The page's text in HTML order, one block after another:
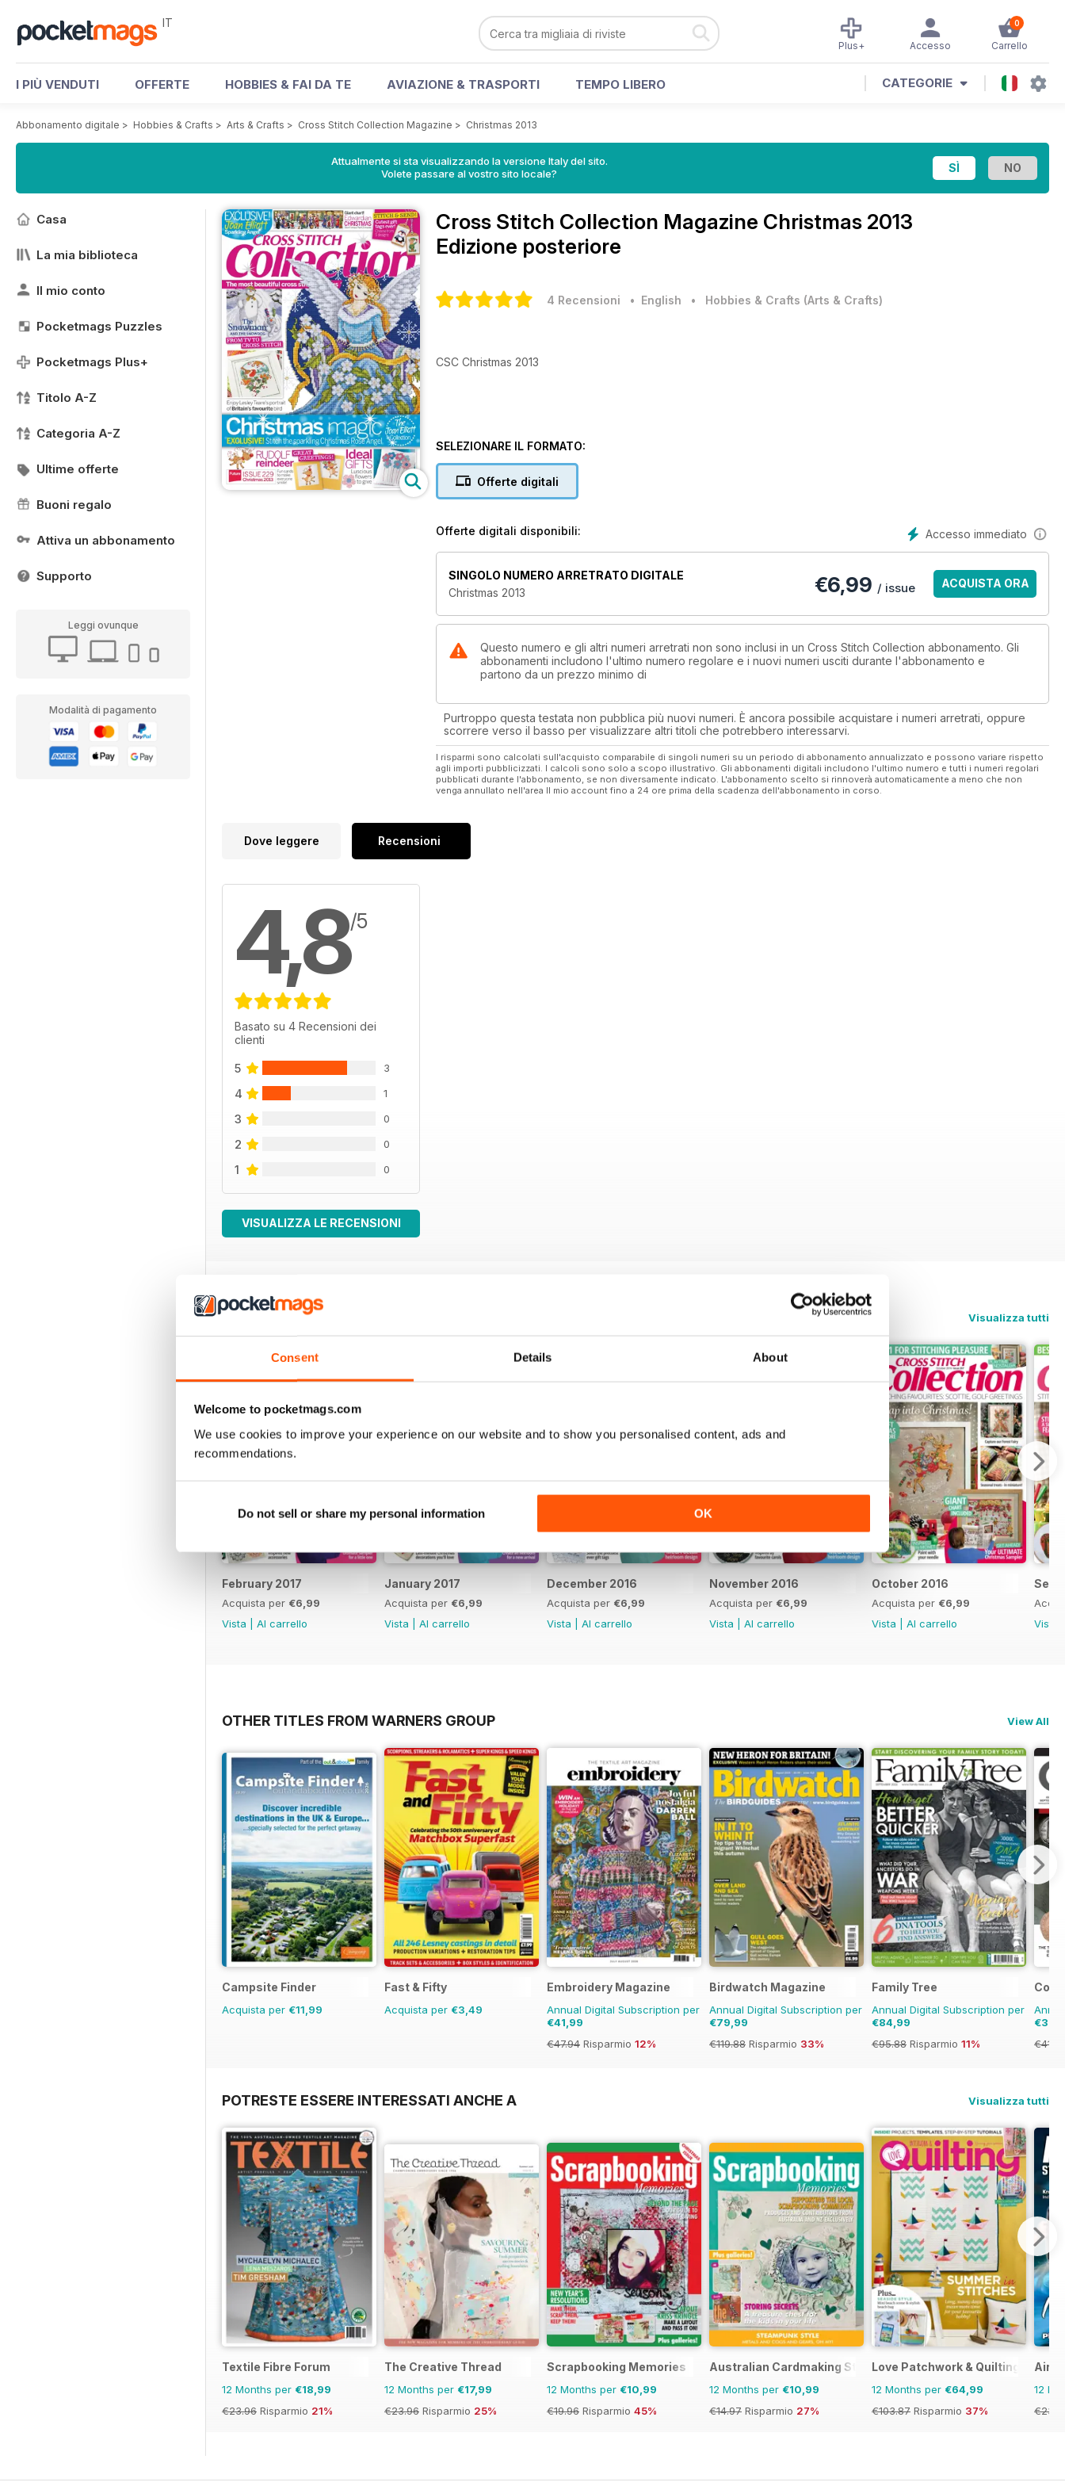
Consent Details About
Welcome to pocketmags.com
We use cookies to improve your experience on our website and to show you personalised content, ads and
recommendations.
Do not sell or share my personal information OK
IT 0
Carrello
Accesso
Plus+
I PIÙ VENDUTI OFFERTE HOBBIES & FAI DA TE AVIAZIONE & TRASPORTI TEMPO LIBERO CATEGORIE
Abbonamento digitale > Hobbies & Crafts > Arts & Crafts > Cross Stitch Collection Magazine > Christmas 2013
Attualmente si sta visualizzando la versione Italy del sito.
Volete passare al vostro sito locale?
Casa
La mia biblioteca
Il mio conto
Pocketmags Puzzles
Pocketmags Plus+
Titolo A-Z
Categoria A-Z
Ultime offerte
Buoni regalo
Attiva un abbonamento
Supporto
Leggi ovunque
Modalità di pagamento
Cross Stitch Collection Magazine Christmas 2013
Edizione posteriore
4 Recensioni • English • Hobbies & Crafts (Arts & Crafts)
CSC Christmas 2013
SELEZIONARE IL FORMATO:
Offerte digitali
Accesso immediato
Offerte digitali disponibili:
SINGOLO NUMERO ARRETRATO DIGITALE
Christmas 2013
€6,99 / issue ACQUISTA ORA
Questo numero e gli altri numeri arretrati non sono inclusi in un Cross Stitch Collection abbonamento. Gli
abbonamenti includono l'ultimo numero regolare e i nuovi numeri usciti durante l'abbonamento e
partono da un prezzo minimo di
Purtroppo questa testata non pubblica più nuovi numeri. È ancora possibile acquistare i numeri arretrati, oppure
scorrere verso il basso per visualizzare altri titoli che potrebbero interessarvi.
I risparmi sono calcolati sull'acquisto comparabile di singoli numeri su un periodo di abbonamento annualizzato e possono variare rispetto
agli importi pubblicizzati. I calcoli sono solo a scopo illustrativo. Gli abbonamenti digitali includono l'ultimo numero e tutti i numeri regolari
pubblicati durante l'abbonamento, se non diversamente indicato. L'abbonamento scelto si rinnoverà automaticamente a meno che non
venga annullato nell'area Il mio account fino a 24 ore prima della scadenza dell'abbonamento in corso.
Dove leggere Recensioni
4,8/5
Basato su 4 Recensioni dei
clienti
5 3
4 1
3 0
2 0
1 0
VISUALIZZA LE RECENSIONI
EDIZIONI INDIETRO Visualizza tutti
February 2017
Acquista per €6,99
Vista
Al carrello
January 2017
Acquista per €6,99
Vista
Al carrello
December 2016
Acquista per €6,99
Vista
Al carrello
November 2016
Acquista per €6,99
Vista
Al carrello
October 2016
Acquista per €6,99
Vista
Al carrello
Vista
OTHER TITLES FROM WARNERS GROUP View All
Campsite Finder
Acquista per €11,99
Fast & Fifty
Acquista per €3,49
Embroidery Magazine
Annual Digital Subscription per
€41,99
€47.94 Risparmio 12%
Birdwatch Magazine
Annual Digital Subscription per
€79,99
€119.88 Risparmio 33%
Family Tree
Annual Digital Subscription per
€84,99
€95.88 Risparmio 11%
Coin
POTRESTE ESSERE INTERESSATI ANCHE A Visualizza tutti
Textile Fibre Forum
12 Months per €18,99
€23.96 Risparmio 21%
The Creative Thread
12 Months per €17,99
€23.96 Risparmio 25%
Scrapbooking Memories
12 Months per €10,99
€19.96 Risparmio 45%
Australian Cardmaking Stamping and Papercraft
12 Months per €10,99
€14.97 Risparmio 27%
Love Patchwork & Quilting
12 Months per €64,99
€103.87 Risparmio 37%
12